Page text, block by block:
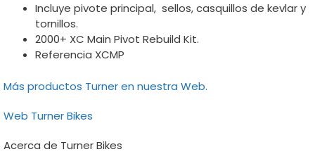
Incluye pivote principal, sellos, casquillos de kevlar y
tornillos.
2000+ XC Main Pivot Rebuild Kit.
Referencia XCMP
Más productos Turner en nuestra Web.
Web Turner Bikes
Acerca de Turner Bikes